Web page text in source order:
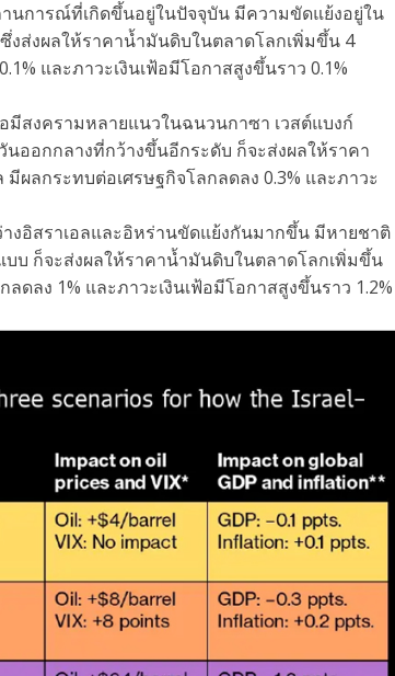
นการณ์ที่เกิดขึ้นอยู่ในปัจจุบัน มีความขัดแย้งอยู่ใน
ส่งผลให้ราคาน้ำมันดิบในตลาดโลกเพิ่มขึ้น 4
และภาวะเงินเฟ้อมีโอกาสสูงขึ้นราว 0.1%
มีสงครามหลายแนวในฉนวนกาซา เวสต์แบงก์
ออกกลางที่กว้างขึ้นอีกระดับ ก็จะส่งผลให้ราคา
ผลกระทบต่อเศรษฐกิจโลกลดลง 0.3% และภาวะ
งอิสราเอลและอิหร่านขัดแย้งกันมากขึ้น มีหายชาติ
บ ก็จะส่งผลให้ราคาน้ำมันดิบในตลาดโลกเพิ่มขึ้น
ดลง 1% และภาวะเงินเฟ้อมีโอกาสสูงขึ้นราว 1.2%